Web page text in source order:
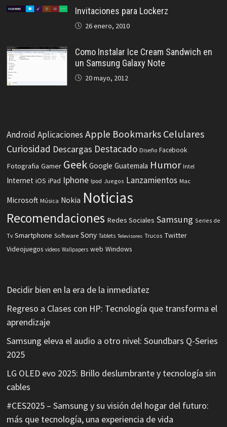
Invitaciones para Lockerz
26 enero, 2010
Como Instalar Ice Cream Sandwich en
un Samsung Galaxy Note
20 mayo, 2012
Android Aplicaciones Apple Bookmarks Celulares
Curiosidad Descargas Destacado Diseño Facebook
Fotografia Gamer Geek Google Guatemala Humor Intel
Internet iOS iPad Iphone Ipod Juegos Lanzamientos Mac
Microsoft Música Nokia Noticias
Recomendaciones Redes Sociales Samsung Series de
Tv Smartphone Software Sony Tablets Televisores Trucos Twitter
Videojuegos videos Wallpapers web Windows
Decidir bien en la era de la inmediatez
Regreso a Clases con HP: Tecnología que transforma el
aprendizaje
Samsung eleva el audio a otro nivel: Soundbars Q-Series
2025
LG OLED evo 2025: Brillo deslumbrante y tecnología sin
cables
#CES2025 – Samsung y su visión del hogar del futuro:
más que tecnología, una experiencia de vida